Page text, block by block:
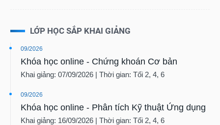
LỚP HỌC SẮP KHAI GIẢNG
09/2026
Khóa học online - Chứng khoán Cơ bản
Khai giảng: 07/09/2026 | Thời gian: Tối 2, 4, 6
09/2026
Khóa học online - Phân tích Kỹ thuật Ứng dụng
Khai giảng: 16/09/2026 | Thời gian: Tối 2, 4, 6
ĐỘNG
SẢN
Mã
chứng
khoán